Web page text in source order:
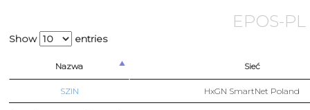
EPOS-PL
Show entries
Nazwa Sieć
SZIN HxGN SmartNet Poland